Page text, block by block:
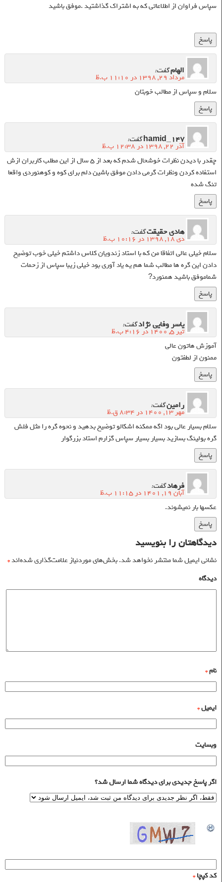
سپاس فراوان از اطلاعاتی که به اشتراک گذاشتید .موفق باشید
پاسخ
الهامگفت:
مرداد ۲۹, ۱۳۹۸ در ۱۱:۱۰ ب.ظ
سلام و سپاس از مطالب خوبتان
پاسخ
hamid_147گفت:
آذر ۲۲, ۱۳۹۸ در ۱۲:۳۸ ب.ظ
چقدر با دیدن نظرات خوشحال شدم که بعد از ۵ سال از این مطلب کاربران ازش
استفاده کردن ونظرات گرمی دادن موفق باشین دلم برای کوه و کوهنوردی واقعا
تنگ شده
پاسخ
هادی حقیقتگفت:
دی ۱۸, ۱۳۹۸ در ۱۰:۱۶ ب.ظ
سلام خیلی عالی اتفاقا من که با استاد زندویان کلاس داشتم خیلی خوب توضیح
دادن این گره ها مطالب شما هم یه یاد آوری بود خیلی زیبا سپاس از زحمات
شماموفق باشید همنورد?
پاسخ
یاسر وفایی نژادگفت:
تیر ۵, ۱۴۰۰ در ۴:۱۶ ب.ظ
آموزش هاتون عالی
ممنون از لطفتون
پاسخ
رامینگفت:
مهر ۱۳, ۱۴۰۰ در ۸:۳۴ ق.ظ
سلام بسیار عالی بود اگه ممکنه اشکالو توضیح بدهید و نحوه گره را مثل فلش
گره بولینگ بسازید بسیار بسیار سپاس گزارم استاد بزرگوار
پاسخ
فرهادگفت:
آبان ۱۹, ۱۴۰۱ در ۱۱:۱۵ ب.ظ
عکسها بار نمیشوند.
پاسخ
دیدگاهتان را بنویسید
نشانی ایمیل شما منتشر نخواهد شد.بخش‌های موردنیاز علامت‌گذاری شده‌اند*
دیدگاه
نام*
ایمیل*
وبسایت
اگر پاسخ جدیدی برای دیدگاه شما ارسال شد؟
کد کپچا*